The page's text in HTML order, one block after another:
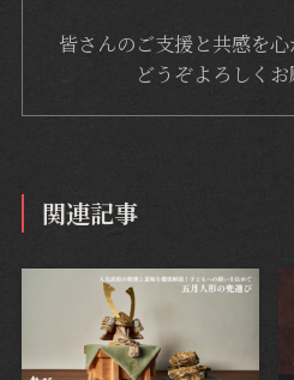
皆さんのご支援と共感を心
どうぞよろしくお
関連記事